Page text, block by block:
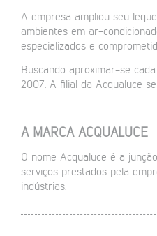
A empresa ampliou seu
ambientes em ar-
especializados e
Buscando aproximar-se
2007. A filial da Acqualuce
A MARCA ACQUALUCE
O nome Acqualuce é a
serviços prestados pela
indústrias.